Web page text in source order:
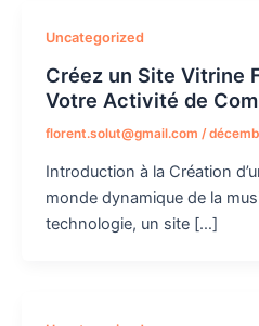
Uncategorized
Créez un Site Vitrine
Votre Activité de
florent.solut@gmail.com /
Introduction à la Création
monde dynamique de la
technologie, un site […]